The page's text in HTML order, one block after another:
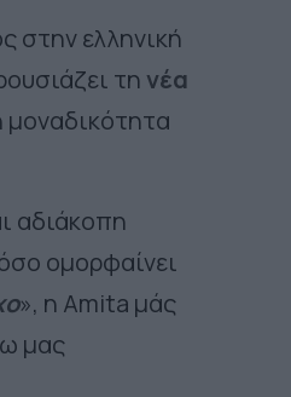
στην ελληνική
τη νέα
μοναδικότητα
αδιάκοπη
ομορφαίνει
», η Amita μάς
μας